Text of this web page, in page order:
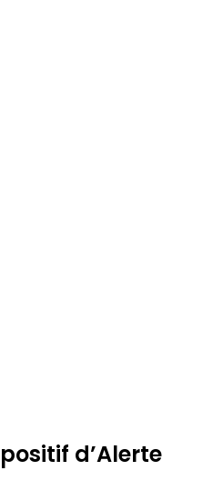
d’Alerte